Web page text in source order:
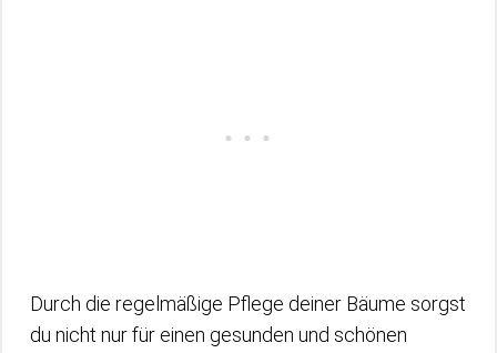
Durch die regelmäßige Pflege deiner Bäume sorgst
du nicht nur für einen gesunden und schönen